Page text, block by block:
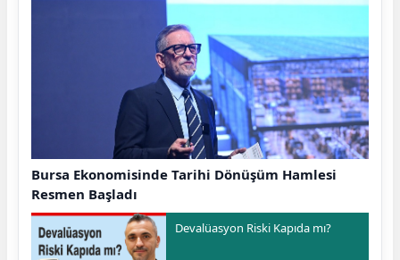
Bursa Ekonomisinde Tarihi Dönüşüm Hamlesi
Resmen Başladı
Devalüasyon Riski Kapıda mı?